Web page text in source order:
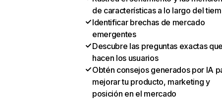
de características a lo largo del
Identificar brechas de mercado
emergentes
Descubre las preguntas exactas
hacen los usuarios
Obtén consejos generados por IA
mejorar tu producto, marketing y
posición en el mercado